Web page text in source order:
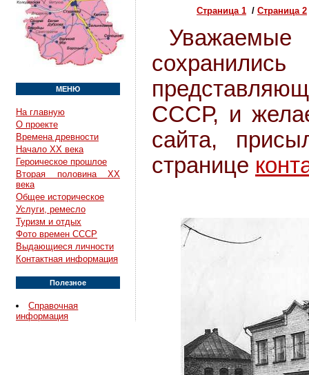
МЕНЮ
На главную
О проекте
Времена древности
Начало XX века
Героическое прошлое
Вторая половина XX
века
Общее историческое
Услуги, ремесло
Туризм и отдых
Фото времен СССР
Выдающиеся личности
Контактная информация
Полезное
Справочная
информация
Страница 1 / Страница 2
СССР, и
сайта,
странице